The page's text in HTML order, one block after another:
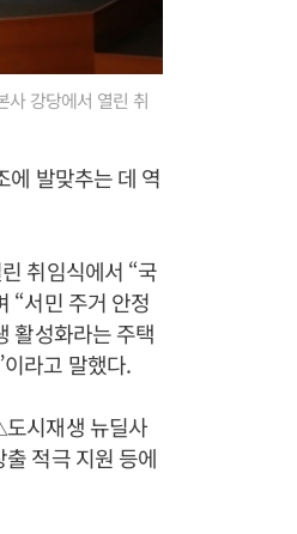
강당에서 열린 취
에 발맞추는 데 역
취임식에서 “국
“서민 주거 안정
활성화라는 주택
라고 말했다.
시재생 뉴딜사
적극 지원 등에